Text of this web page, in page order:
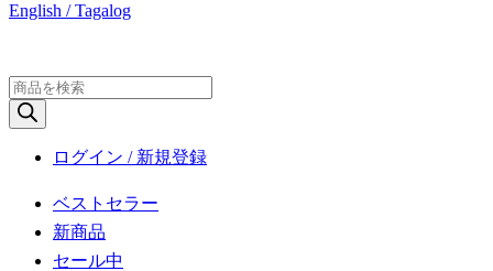
English / Tagalog
商
品
検
ログイン / 新規登録
ベストセラー
新商品
セール中